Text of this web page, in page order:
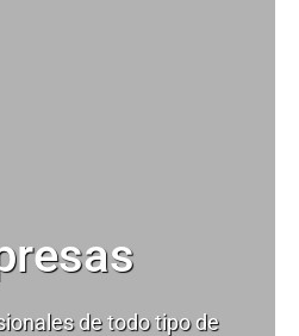
de todo tipo de